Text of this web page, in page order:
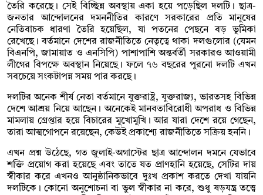
তৈরি করেছে। সেই বিচ্ছিন্ন অবস্থায় একা হয়ে পড়েছিল দলটি। ছাত্র-
জনতার আন্দোলনের দমননীতির কারণে সরকারের প্রতি মানুষের
নেতিবাচক ধারণা তৈরি হয়েছিল, যা পতনের পেছনে বড় ভূমিকা
রেখেছে। বর্তমানে দেশের রাজনীতিতে নেতৃত্বে থাকা দলগুলোর (যেমন
বিএনপি, জামায়াত ও এনসিপি) পাশাপাশি অন্তর্বর্তী সরকারও আওয়ামী
লীগের বিপক্ষে অবস্থান নিয়েছে। ফলে ৭৬ বছরের পুরনো দলটি এখন
সবচেয়ে সংকটাপন্ন সময় পার করছে।
দলটির অনেক শীর্ষ নেতা বর্তমানে যুক্তরাষ্ট্র, যুক্তরাজ্য, ভারতসহ বিভিন্ন
দেশে আশ্রয় নিয়ে আছেন। অনেকেই মানবতাবিরোধী অপরাধ ও বিভিন্ন
মামলায় গ্রেপ্তার হয়ে বিচারের মুখোমুখি। আর যারা দেশে রয়ে গেছেন,
তারা আত্মগোপনে রয়েছেন, কেউই প্রকাশ্যে রাজনীতিতে সক্রিয় হননি।
এখন প্রশ্ন উঠেছে, গত জুলাই-অগাস্টের ছাত্র আন্দোলন দমনে যেভাবে
শক্তি প্রয়োগ করা হয়েছে এবং তাতে যত প্রাণহানি হয়েছে, সেটির দায়
স্বীকার করে এখনও আনুষ্ঠানিকভাবে দুঃখ প্রকাশ করতে দেখা যায়নি
দলটিকে। কোনো অনুশোচনা বা ভুল স্বীকার না করে, শুধু ষড়যন্ত্র তত্ত্বে